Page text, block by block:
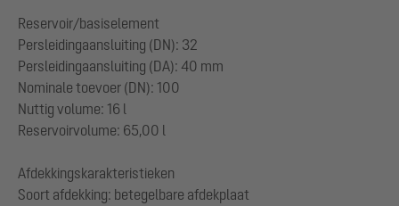
Reservoir/basiselement
Persleidingaansluiting (DN): 32
Persleidingaansluiting (DA): 40 mm
Nominale toevoer (DN): 100
Nuttig volume: 16 l
Reservoirvolume: 65,00 l
Afdekkingskarakteristieken
Soort afdekking: betegelbare afdekplaat